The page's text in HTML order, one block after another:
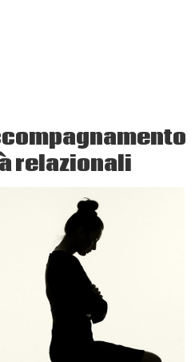
sussidi
per
Natale
relazionali